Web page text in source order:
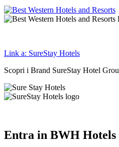
Link a: SureStay Hotels
Scopri i Brand SureStay Hotel
Entra in BWH Hotels